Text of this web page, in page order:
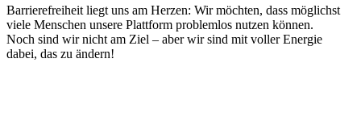
Barrierefreiheit liegt uns am Herzen: Wir möchten, dass möglichst
viele Menschen unsere Plattform problemlos nutzen können.
Noch sind wir nicht am Ziel – aber wir sind mit voller Energie
dabei, das zu ändern!